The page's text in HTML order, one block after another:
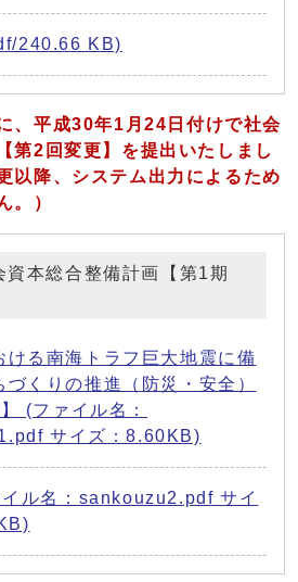
240.66 KB)
、平成30年1月24日付けで社会
第2回変更】を提出いたしまし
以降、システム出力によるため
。）
資本総合整備計画【第1期
ける南海トラフ巨大地震に備
づくりの推進（防災・安全）
(ファイル名：
サイズ：8.60KB)
ル名：sankouzu2.pdf サイ